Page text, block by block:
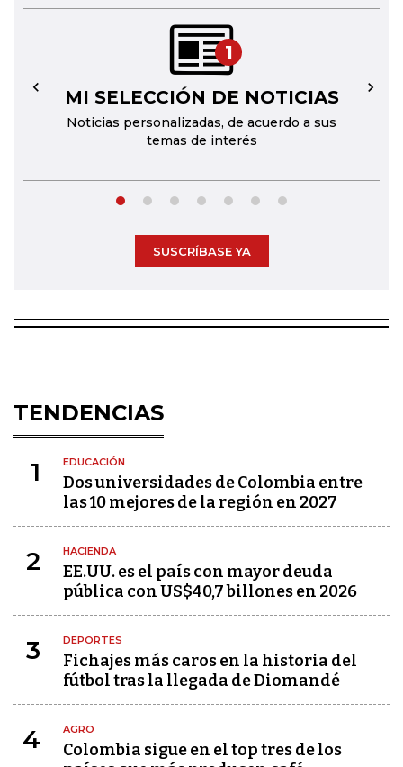
1
MI SELECCIÓN DE NOTICIAS
Noticias personalizadas, de acuerdo a sus
temas de interés
← →
SUSCRÍBASE YA
TENDENCIAS
1 EDUCACIÓN
Dos universidades de Colombia entre
las 10 mejores de la región en 2027
2 HACIENDA
EE.UU. es el país con mayor deuda
pública con US$40,7 billones en 2026
3 DEPORTES
Fichajes más caros en la historia del
fútbol tras la llegada de Diomandé
4 AGRO
Colombia sigue en el top tres de los